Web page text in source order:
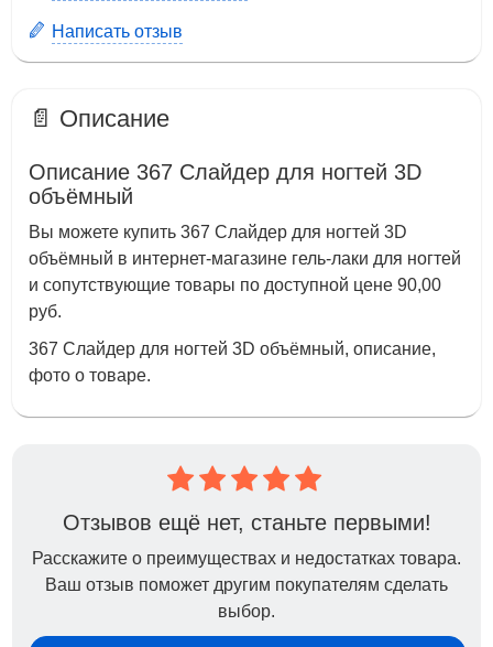
Написать отзыв
📄 Описание
Описание 367 Слайдер для ногтей 3D
объёмный
Вы можете купить 367 Слайдер для ногтей 3D
объёмный в интернет-магазине гель-лаки для ногтей
и сопутствующие товары по доступной цене 90,00
руб.
367 Слайдер для ногтей 3D объёмный, описание,
фото о товаре.
Отзывов ещё нет, станьте первыми!
Расскажите о преимуществах и недостатках товара.
Ваш отзыв поможет другим покупателям сделать
выбор.